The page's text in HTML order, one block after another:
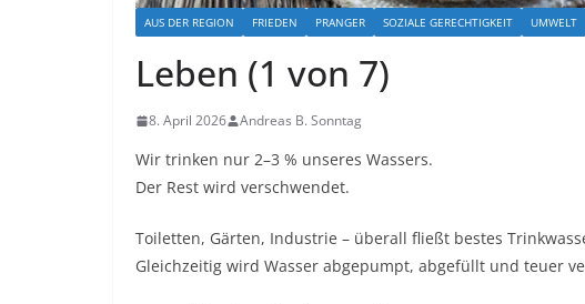
AUS DER REGION FRIEDEN PRANGER SOZIALE GERECHTIGKEIT UMWELT
Leben (1 von 7)
8. April 2026 Andreas B. Sonntag
Wir trinken nur 2–3 % unseres Wassers.
Der Rest wird verschwendet.
Toiletten, Gärten, Industrie – überall fließt bestes
Gleichzeitig wird Wasser abgepumpt, abgefüllt und teuer